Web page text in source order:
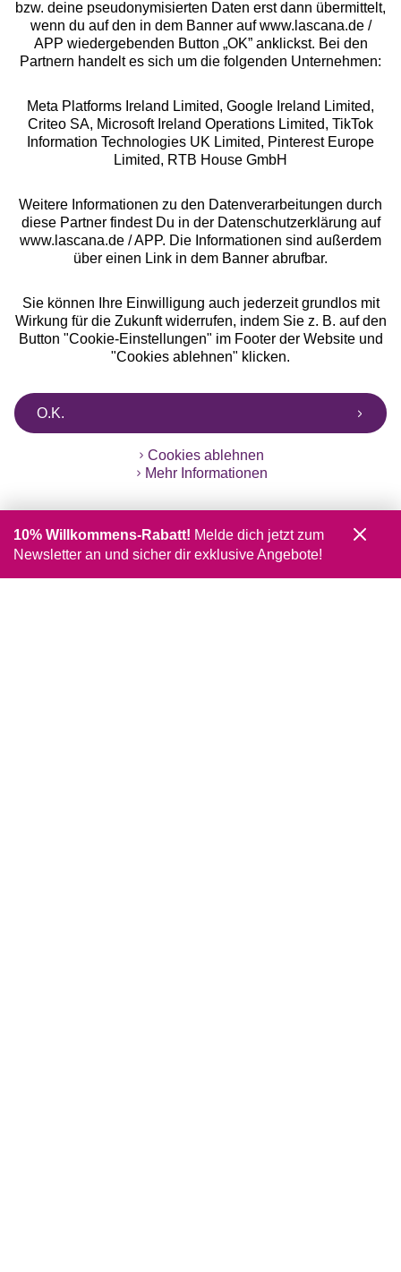
Rechtliches
Alle Preise inkl. MwSt., zzgl.
Versandkosten
** Bonität vorausgesetzt, berechtigt zur Bonitätsprüfung
bzw. deine pseudonymisierten Daten erst dann übermittelt,
wenn du auf den in dem Banner auf www.lascana.de /
APP wiedergebenden Button „OK” anklickst. Bei den
Partnern handelt es sich um die folgenden Unternehmen:
Meta Platforms Ireland Limited, Google Ireland Limited,
Criteo SA, Microsoft Ireland Operations Limited, TikTok
Information Technologies UK Limited, Pinterest Europe
Limited, RTB House GmbH
Weitere Informationen zu den Datenverarbeitungen durch
diese Partner findest Du in der Datenschutzerklärung auf
www.lascana.de / APP. Die Informationen sind außerdem
über einen Link in dem Banner abrufbar.
Sie können Ihre Einwilligung auch jederzeit grundlos mit
Wirkung für die Zukunft widerrufen, indem Sie z. B. auf den
Button "Cookie-Einstellungen" im Footer der Website und
"Cookies ablehnen" klicken.
O.K.
Cookies ablehnen
Mehr Informationen
10% Willkommens-Rabatt! Melde dich jetzt zum
Newsletter an und sicher dir exklusive Angebote!